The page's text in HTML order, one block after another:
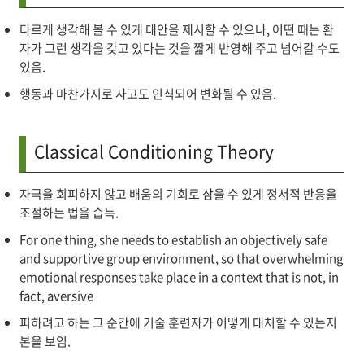
다르게 생각해 볼 수 있게 대안을 제시할 수 있으나, 어떤 때는 환
자가 그런 생각을 갖고 있다는 것을 짧게 반영해 주고 넘어갈 수도
있음.
행동과 마찬가지로 사고도 인식되어 변화될 수 있음.
Classical Conditioning Theory
자극을 회피하지 않고 배움의 기회로 삼을 수 있게 정서적 반응을
조절하는 법을 습득.
For one thing, she needs to establish an objectively safe
and supportive group environment, so that overwhelming
emotional responses take place in a context that is not, in
fact, aversive
피하려고 하는 그 순간에 기술 훈련자가 어떻게 대처할 수 있는지
본을 보임.